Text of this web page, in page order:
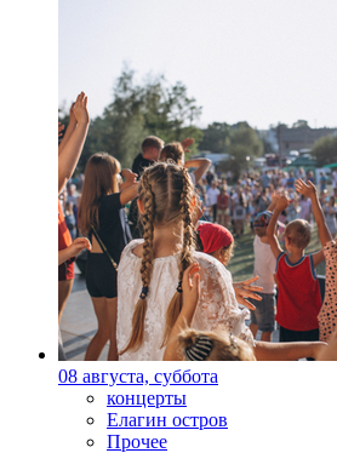
08 августа, суббота
концерты
Елагин остров
Прочее